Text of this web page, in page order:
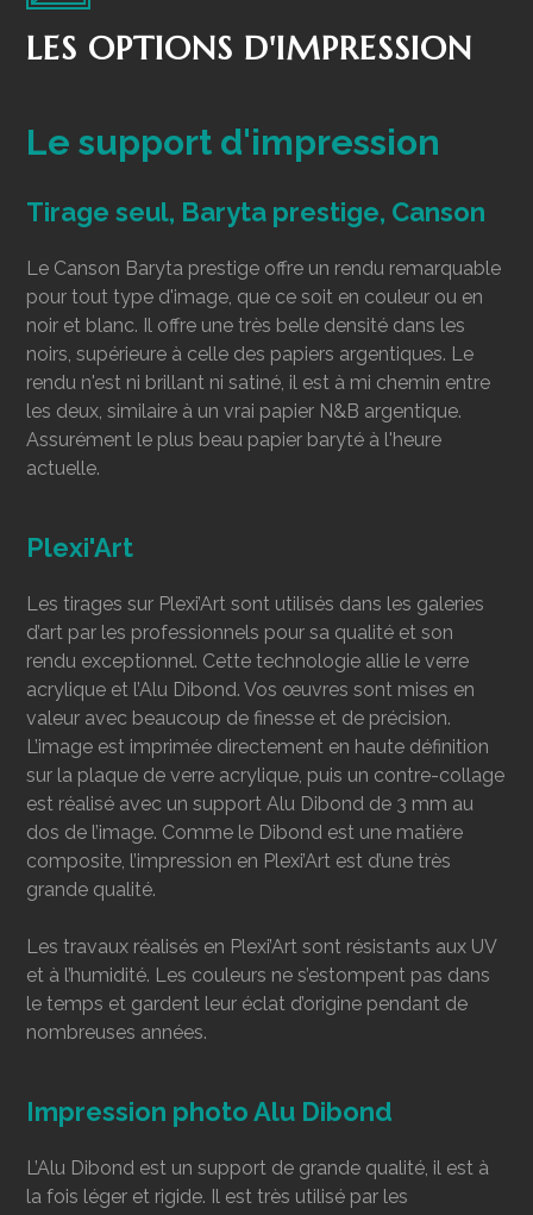
LES OPTIONS D'IMPRESSION
Le support d'impression
Tirage seul, Baryta prestige, Canson
Le Canson Baryta prestige offre un rendu remarquable
pour tout type d'image, que ce soit en couleur ou en
noir et blanc. Il offre une très belle densité dans les
noirs, supérieure à celle des papiers argentiques. Le
rendu n'est ni brillant ni satiné, il est à mi chemin entre
les deux, similaire à un vrai papier N&B argentique.
Assurément le plus beau papier baryté à l'heure
actuelle.
Plexi'Art
Les tirages sur Plexi’Art sont utilisés dans les galeries
d’art par les professionnels pour sa qualité et son
rendu exceptionnel. Cette technologie allie le verre
acrylique et l’Alu Dibond. Vos œuvres sont mises en
valeur avec beaucoup de finesse et de précision.
L’image est imprimée directement en haute définition
sur la plaque de verre acrylique, puis un contre-collage
est réalisé avec un support Alu Dibond de 3 mm au
dos de l’image. Comme le Dibond est une matière
composite, l’impression en Plexi’Art est d’une très
grande qualité.
Les travaux réalisés en Plexi’Art sont résistants aux UV
et à l’humidité. Les couleurs ne s’estompent pas dans
le temps et gardent leur éclat d’origine pendant de
nombreuses années.
Impression photo Alu Dibond
L’Alu Dibond est un support de grande qualité, il est à
la fois léger et rigide. Il est très utilisé par les